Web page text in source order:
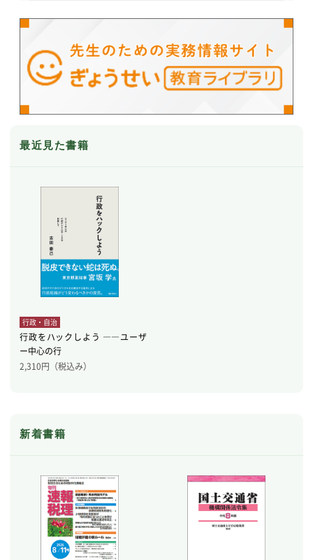
最近見た書籍
行政・自治
行政をハックしよう ――ユーザ
ー中心の行
2,310円（税込み）
新着書籍